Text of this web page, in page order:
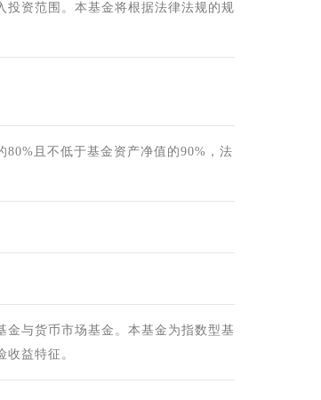
资范围。本基金将根据法律法规的规
且不低于基金资产净值的90%，法
与货币市场基金。本基金为指数型基
益特征。